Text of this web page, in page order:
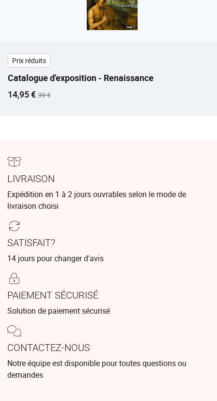
Prix réduits
Catalogue d'exposition - Renaissance
Prix ​​actuel
14,95 € Ancien prix
39 €
LIVRAISON
Expédition en 1 à 2 jours ouvrables selon le mode de
livraison choisi
SATISFAIT?
14 jours pour changer d'avis
PAIEMENT SÉCURISÉ
Solution de paiement sécurisé
CONTACTEZ-NOUS
Notre équipe est disponible pour toutes questions ou
demandes